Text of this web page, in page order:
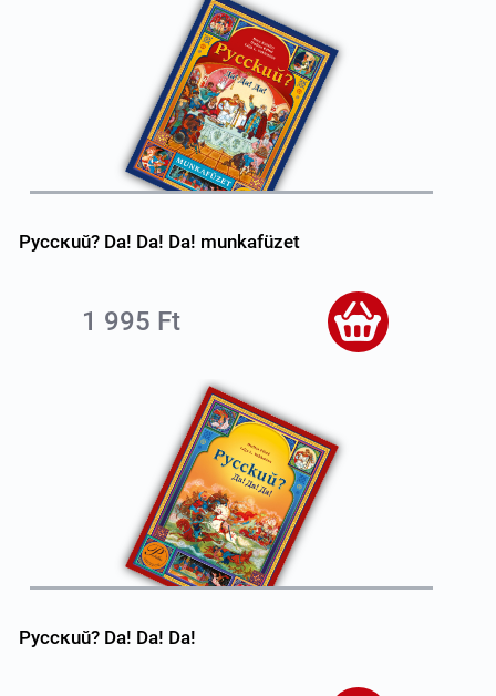
Pyccĸuŭ? Da! Da! Da! munkafüzet
1 995 Ft
Pyccĸuŭ? Da! Da! Da!